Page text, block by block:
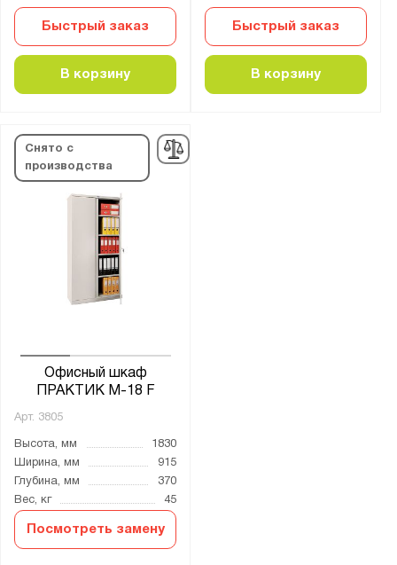
Быстрый заказ
В корзину
Быстрый заказ
В корзину
Снято с
производства
Офисный шкаф
ПРАКТИК M-18 F
Арт. 3805
Высота, мм
1830
Ширина, мм
915
Глубина, мм
370
Вес, кг
45
Посмотреть замену